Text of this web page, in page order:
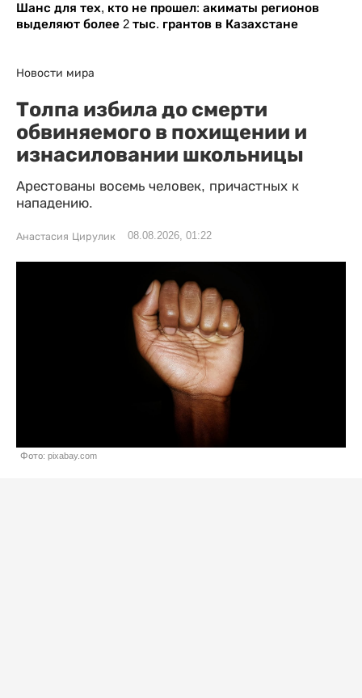
Шанс для тех, кто не прошел: акиматы регионов
выделяют более 2 тыс. грантов в Казахстане
Новости мира
Толпа избила до смерти
обвиняемого в похищении и
изнасиловании школьницы
Арестованы восемь человек, причастных к
нападению.
Анастасия Цирулик 08.08.2026, 01:22
Фото: pixabay.com